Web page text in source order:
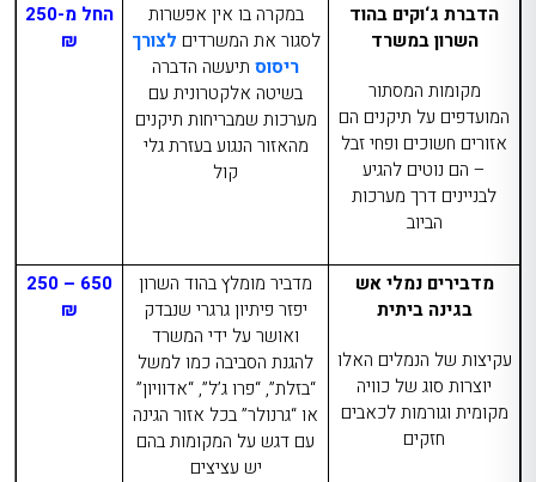
הדברת ג‘וקים בהוד
השרון במשרד
מקומות המסתור
המועדפים על תיקנים הם
אזורים חשוכים ופחי זבל
– הם נוטים להגיע
לבניינים דרך מערכות
הביוב
במקרה בו אין אפשרות
לסגור את המשרדים לצורך
ריסוס תיעשה הדברה
בשיטה אלקטרונית עם
מערכות שמבריחות תיקנים
מהאזור הנגוע בעזרת גלי
קול
החל מ-250
₪
מדבירים נמלי אש
בגינה ביתית
עקיצות של הנמלים האלו
יוצרות סוג של כוויה
מקומית וגורמות לכאבים
חזקים
מדביר מומלץ בהוד השרון
יפזר פיתיון גרגרי שנבדק
ואושר על ידי המשרד
להגנת הסביבה כמו למשל
“בזלת”, “פרו ג’ל”, “אדוויון”
או “גרנולר” בכל אזור הגינה
עם דגש על המקומות בהם
יש עציצים
650 – 250
₪